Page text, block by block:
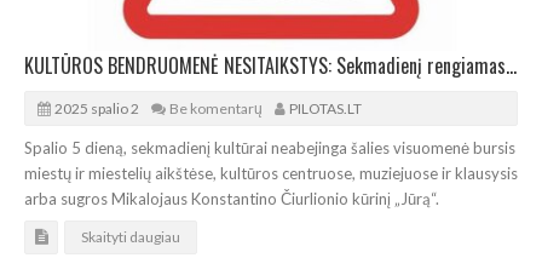
KULTŪROS BENDRUOMENĖ NESITAIKSTYS: Sekmadienį rengiamas įspėjamasis streikas
2025 spalio 2 Be komentarų PILOTAS.LT
Spalio 5 dieną, sekmadienį kultūrai neabejinga šalies visuomenė bursis
miestų ir miestelių aikštėse, kultūros centruose, muziejuose ir klausysis
arba sugros Mikalojaus Konstantino Čiurlionio kūrinį „Jūrą“.
Skaityti daugiau